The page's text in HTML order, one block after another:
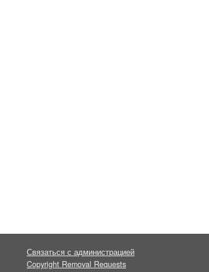
Связаться с администрацией
Copyright Removal Requests